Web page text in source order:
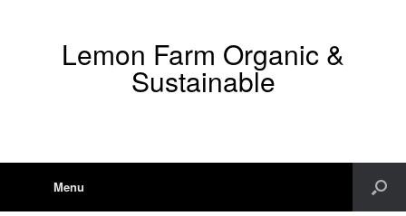
Lemon Farm Organic &
Sustainable
Menu